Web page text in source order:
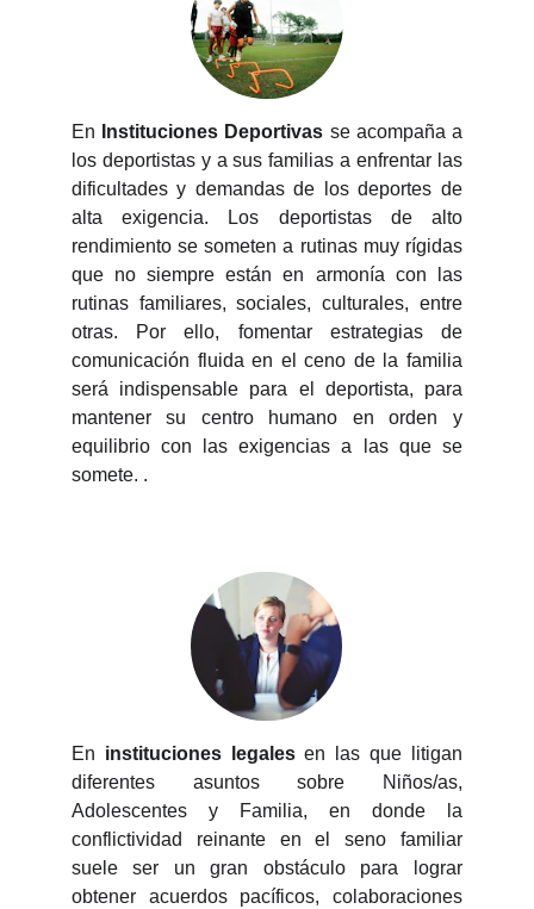
En Instituciones Deportivas se acompaña a
los deportistas y a sus familias a enfrentar las
dificultades y demandas de los deportes de
alta exigencia. Los deportistas de alto
rendimiento se someten a rutinas muy rígidas
que no siempre están en armonía con las
rutinas familiares, sociales, culturales, entre
otras. Por ello, fomentar estrategias de
comunicación fluida en el ceno de la familia
será indispensable para el deportista, para
mantener su centro humano en orden y
equilibrio con las exigencias a las que se
somete. .
En instituciones legalesen las que litigan
diferentes asuntos sobre Niños/as,
Adolescentes y Familia, en donde la
conflictividad reinante en el seno familiar
suele ser un gran obstáculo para lograr
obtener acuerdos pacíficos, colaboraciones